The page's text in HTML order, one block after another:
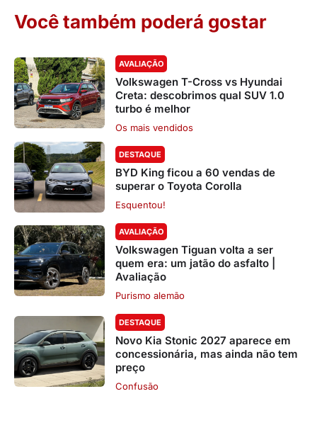
Você também poderá gostar
AVALIAÇÃO
Volkswagen T-Cross vs Hyundai
Creta: descobrimos qual SUV 1.0
turbo é melhor
Os mais vendidos
DESTAQUE
BYD King ficou a 60 vendas de
superar o Toyota Corolla
Esquentou!
AVALIAÇÃO
Volkswagen Tiguan volta a ser
quem era: um jatão do asfalto |
Avaliação
Purismo alemão
DESTAQUE
Novo Kia Stonic 2027 aparece em
concessionária, mas ainda não tem
preço
Confusão